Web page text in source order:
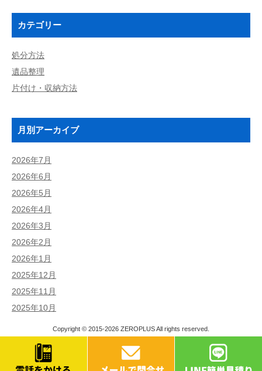
カテゴリー
処分方法
遺品整理
片付け・収納方法
月別アーカイブ
2026年7月
2026年6月
2026年5月
2026年4月
2026年3月
2026年2月
2026年1月
2025年12月
2025年11月
2025年10月
Copyright © 2015-2026 ZEROPLUSAll rights reserved.